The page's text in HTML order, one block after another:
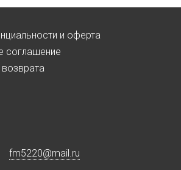
и оферта
соглашение
fm5220@mail.ru